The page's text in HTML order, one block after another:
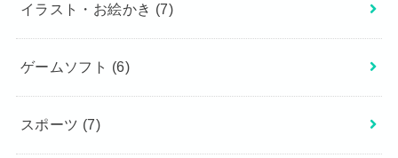
イラスト・お絵かき (7)
ゲームソフト (6)
スポーツ (7)